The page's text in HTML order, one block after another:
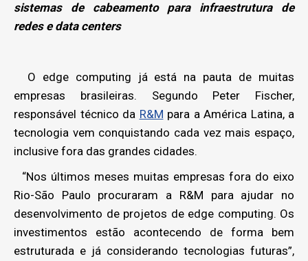
sistemas de cabeamento para infraestrutura de
redes e data centers
O edge computing já está na pauta de muitas
empresas brasileiras. Segundo Peter Fischer,
responsável técnico da R&M para a América Latina, a
tecnologia vem conquistando cada vez mais espaço,
inclusive fora das grandes cidades.
“Nos últimos meses muitas empresas fora do eixo
Rio-São Paulo procuraram a R&M para ajudar no
desenvolvimento de projetos de edge computing. Os
investimentos estão acontecendo de forma bem
estruturada e já considerando tecnologias futuras”,